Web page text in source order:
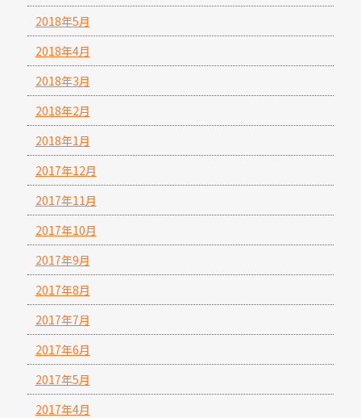
2018年5月
2018年4月
2018年3月
2018年2月
2018年1月
2017年12月
2017年11月
2017年10月
2017年9月
2017年8月
2017年7月
2017年6月
2017年5月
2017年4月